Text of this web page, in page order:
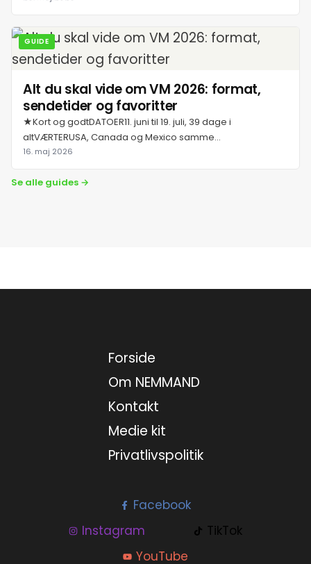
20. juli 2026
21. juli 2026
22. juli 2026
23. juli 2026
27. juli 2026
2. august 2026
GUIDE
Alt du skal vide om VM 2026: format,
sendetider og favoritter
★Kort og godtDATOER11. juni til 19. juli, 39 dage i
altVÆRTERUSA, Canada og Mexico samme...
16. maj 2026
Se alle guides →
Forside
Om NEMMAND
Kontakt
Medie kit
Privatlivspolitik
Facebook
Instagram
TikTok
YouTube